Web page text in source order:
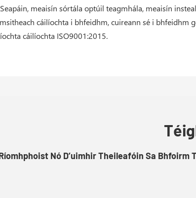
meaisín sórtála optúil teagmhála, meaisín
cáilíochta i bhfeidhm, cuireann sé i bhfeidhm
cáilíochta ISO9001:2015.
Nó D’uimhir Theileafóin Sa